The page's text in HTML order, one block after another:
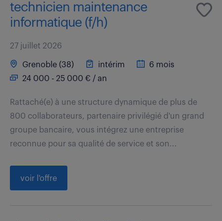
technicien maintenance
informatique (f/h)
27 juillet 2026
Grenoble (38) intérim
6 mois
24 000 - 25 000 € / an
Rattaché(e) à une structure dynamique de plus de
800 collaborateurs, partenaire privilégié d'un grand
groupe bancaire, vous intégrez une entreprise
reconnue pour sa qualité de service et son...
voir l'offre